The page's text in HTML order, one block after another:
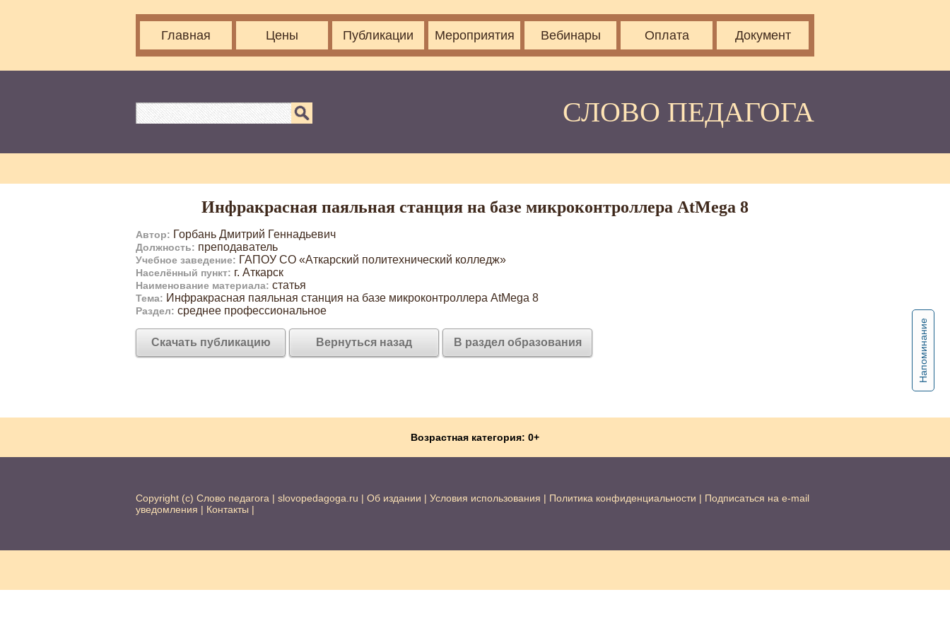
Главная Цены Публикации Мероприятия Вебинары Оплата Документ
СЛОВО ПЕДАГОГА
Напоминание
Инфракрасная паяльная станция на базе микроконтроллера AtMega 8
Автор: Горбань Дмитрий Геннадьевич
Должность: преподаватель
Учебное заведение: ГАПОУ СО «Аткарский политехнический колледж»
Населённый пункт: г. Аткарск
Наименование материала: статья
Тема: Инфракрасная паяльная станция на базе микроконтроллера AtMega 8
Раздел: среднее профессиональное
Скачать публикацию Вернуться назад В раздел образования
Возрастная категория: 0+
Copyright (c) Слово педагога | slovopedagoga.ru | Об издании | Условия использования | Политика конфиденциальности | Подписаться на e-mail
уведомления | Контакты |